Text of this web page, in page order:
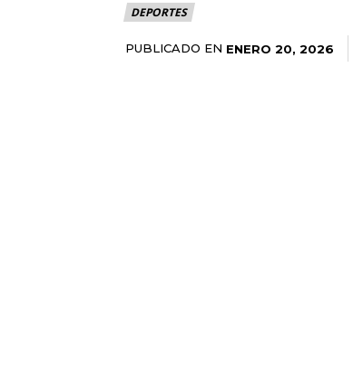
DEPORTES
PUBLICADO EN ENERO 20, 2026